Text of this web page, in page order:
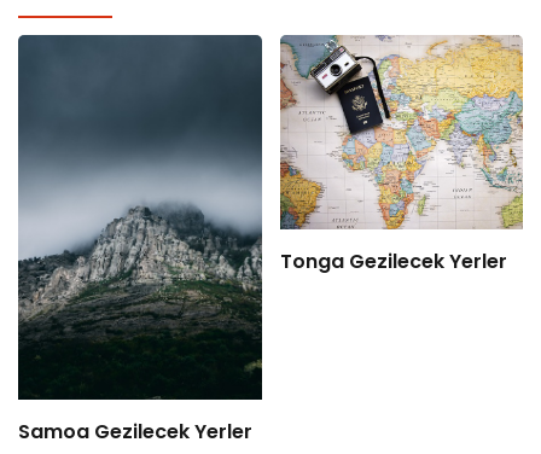
Samoa Gezilecek Yerler
Tonga Gezilecek Yerler